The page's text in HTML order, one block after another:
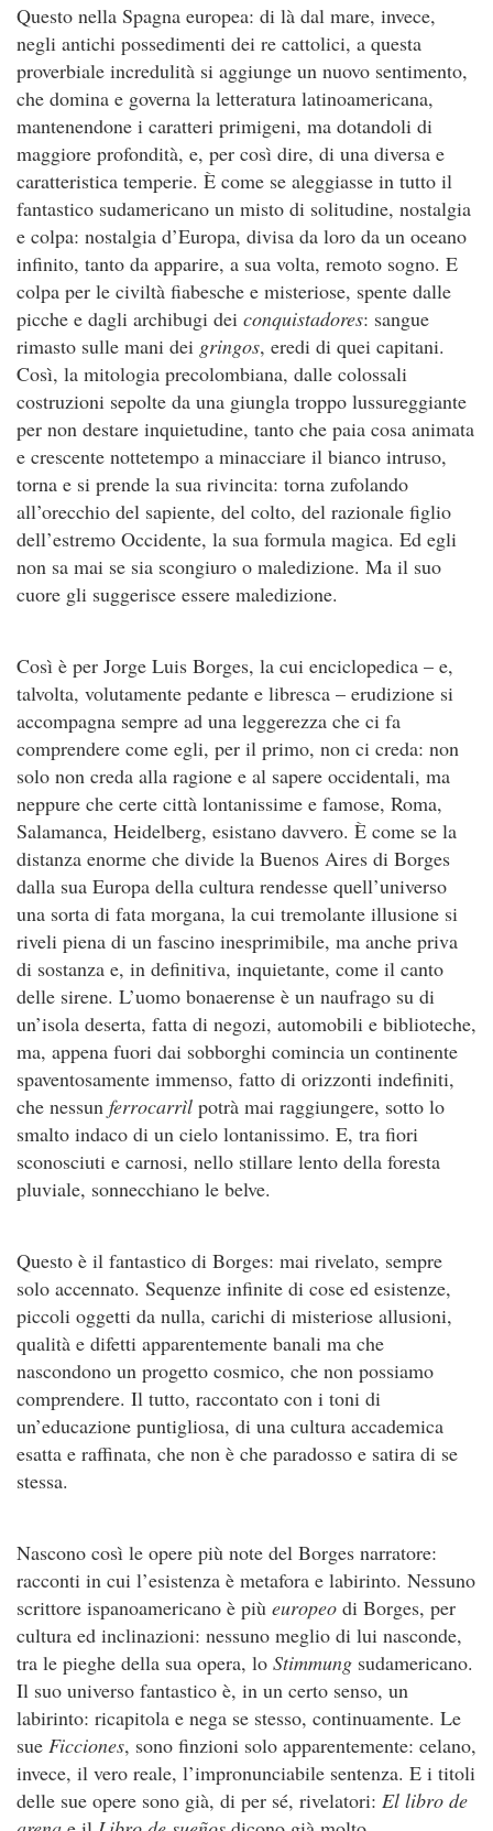
Questo nella Spagna europea: di là dal mare, invece,
negli antichi possedimenti dei re cattolici, a questa
proverbiale incredulità si aggiunge un nuovo sentimento,
che domina e governa la letteratura latinoamericana,
mantenendone i caratteri primigeni, ma dotandoli di
maggiore profondità, e, per così dire, di una diversa e
caratteristica temperie. È come se aleggiasse in tutto il
fantastico sudamericano un misto di solitudine, nostalgia
e colpa: nostalgia d’Europa, divisa da loro da un oceano
infinito, tanto da apparire, a sua volta, remoto sogno. E
colpa per le civiltà fiabesche e misteriose, spente dalle
picche e dagli archibugi dei conquistadores: sangue
rimasto sulle mani dei gringos, eredi di quei capitani.
Così, la mitologia precolombiana, dalle colossali
costruzioni sepolte da una giungla troppo lussureggiante
per non destare inquietudine, tanto che paia cosa animata
e crescente nottetempo a minacciare il bianco intruso,
torna e si prende la sua rivincita: torna zufolando
all’orecchio del sapiente, del colto, del razionale figlio
dell’estremo Occidente, la sua formula magica. Ed egli
non sa mai se sia scongiuro o maledizione. Ma il suo
cuore gli suggerisce essere maledizione.
Così è per Jorge Luis Borges, la cui enciclopedica – e,
talvolta, volutamente pedante e libresca – erudizione si
accompagna sempre ad una leggerezza che ci fa
comprendere come egli, per il primo, non ci creda: non
solo non creda alla ragione e al sapere occidentali, ma
neppure che certe città lontanissime e famose, Roma,
Salamanca, Heidelberg, esistano davvero. È come se la
distanza enorme che divide la Buenos Aires di Borges
dalla sua Europa della cultura rendesse quell’universo
una sorta di fata morgana, la cui tremolante illusione si
riveli piena di un fascino inesprimibile, ma anche priva
di sostanza e, in definitiva, inquietante, come il canto
delle sirene. L’uomo bonaerense è un naufrago su di
un’isola deserta, fatta di negozi, automobili e biblioteche,
ma, appena fuori dai sobborghi comincia un continente
spaventosamente immenso, fatto di orizzonti indefiniti,
che nessun ferrocarrìl potrà mai raggiungere, sotto lo
smalto indaco di un cielo lontanissimo. E, tra fiori
sconosciuti e carnosi, nello stillare lento della foresta
pluviale, sonnecchiano le belve.
Questo è il fantastico di Borges: mai rivelato, sempre
solo accennato. Sequenze infinite di cose ed esistenze,
piccoli oggetti da nulla, carichi di misteriose allusioni,
qualità e difetti apparentemente banali ma che
nascondono un progetto cosmico, che non possiamo
comprendere. Il tutto, raccontato con i toni di
un’educazione puntigliosa, di una cultura accademica
esatta e raffinata, che non è che paradosso e satira di se
stessa.
Nascono così le opere più note del Borges narratore:
racconti in cui l’esistenza è metafora e labirinto. Nessuno
scrittore ispanoamericano è più europeo di Borges, per
cultura ed inclinazioni: nessuno meglio di lui nasconde,
tra le pieghe della sua opera, lo Stimmung sudamericano.
Il suo universo fantastico è, in un certo senso, un
labirinto: ricapitola e nega se stesso, continuamente. Le
sue Ficciones, sono finzioni solo apparentemente: celano,
invece, il vero reale, l’impronunciabile sentenza. E i titoli
delle sue opere sono già, di per sé, rivelatori: El libro de